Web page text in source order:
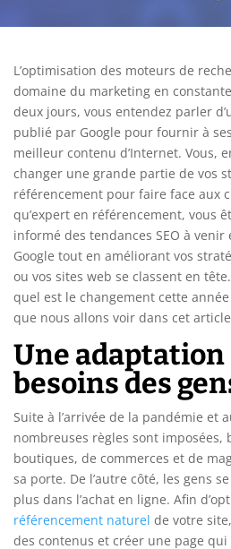
L’optimisation des moteurs de
domaine du marketing en
deux jours, vous entendez parler
publié par Google pour fournir à
meilleur contenu d’Internet. Vous,
changer une grande partie de vos
référencement pour faire face aux
qu’expert en référencement, vous
informé des tendances SEO à venir
Google tout en améliorant vos
ou vos sites web se classent en
quel est le changement cette année
que nous allons voir dans cet
Une adaptation
besoins des
Suite à l’arrivée de la pandémie et
nombreuses règles sont imposées,
boutiques, de commerces et de
sa porte. De l’autre côté, les gens
plus dans l’achat en ligne. Afin
référencement naturel de votre
des contenus et créer une page